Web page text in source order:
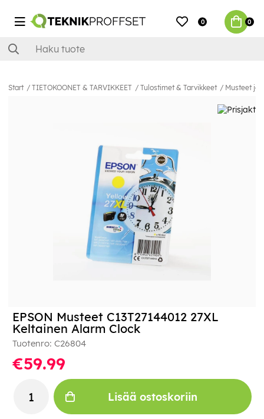
0 0
Start TIETOKOONET & TARVIKKEET Tulostimet & Tarvikkeet Musteet ja
EPSON Musteet C13T27144012 27XL
Keltainen Alarm Clock
Tuotenro: C26804
€59.99
Lisää ostoskoriin